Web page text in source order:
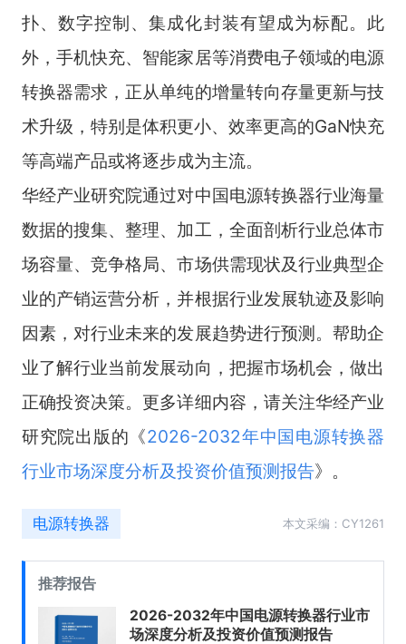
扑、数字控制、集成化封装有望成为标配。此
外，手机快充、智能家居等消费电子领域的电源
转换器需求，正从单纯的增量转向存量更新与技
术升级，特别是体积更小、效率更高的GaN快充
等高端产品或将逐步成为主流。
华经产业研究院通过对中国电源转换器行业海量
数据的搜集、整理、加工，全面剖析行业总体市
场容量、竞争格局、市场供需现状及行业典型企
业的产销运营分析，并根据行业发展轨迹及影响
因素，对行业未来的发展趋势进行预测。帮助企
业了解行业当前发展动向，把握市场机会，做出
正确投资决策。更多详细内容，请关注华经产业
研究院出版的《2026-2032年中国电源转换器
行业市场深度分析及投资价值预测报告》。
电源转换器 本文采编：CY1261
推荐报告
2026-2032年中国电源转换器行业市
场深度分析及投资价值预测报告